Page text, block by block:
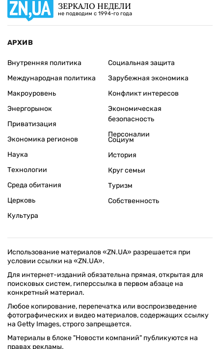
ЗЕРКАЛО НЕДЕЛИ
не подводим с 1994-го года
АРХИВ
Внутренняя политика
Международная политика
Макроуровень
Энергорынок
Приватизация
Экономика регионов
Социальная защита
Зарубежная экономика
Конфликт интересов
Экономическая
безопасность
Персоналии
Наука
Технологии
Среда обитания
Церковь
Культура
Социум
История
Круг семьи
Туризм
Собственность
Использование материалов «ZN.UA» разрешается при
условии ссылки на «ZN.UA».
Для интернет-изданий обязательна прямая, открытая для
поисковых систем, гиперссылка в первом абзаце на
конкретный материал.
Любое копирование, перепечатка или воспроизведение
фотографических и видео материалов, содержащих ссылку
на Getty Images, строго запрещается.
Материалы в блоке "Новости компаний" публикуются на
правах рекламы.